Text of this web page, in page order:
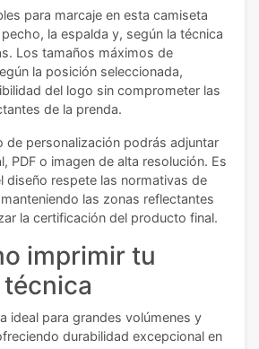
para marcaje en esta camiseta
la espalda y, según la técnica
Los tamaños máximos de
la posición seleccionada,
del logo sin comprometer las
de la prenda.
de personalización podrás adjuntar
PDF o imagen de alta resolución. Es
diseño respete las normativas de
las zonas reflectantes
la certificación del producto final.
imprimir tu
ideal para grandes volúmenes y
durabilidad excepcional en